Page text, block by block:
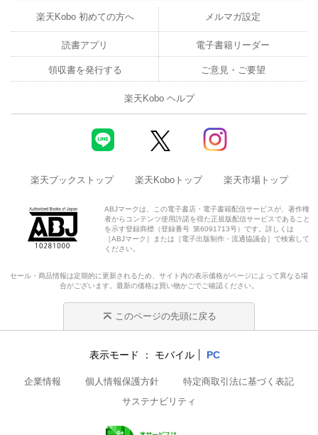
楽天Kobo 初めての方へ メルマガ設定
読書アプリ 電子書籍リーダー
領収書を発行する ご意見・ご要望
楽天Kobo ヘルプ
楽天ブックストップ 楽天Koboトップ 楽天市場トップ
ABJマークは、この電子書店・電子書籍配信サービスが、著作権
者からコンテンツ使用許諾を得た正規版配信サービスであること
を示す登録商標（登録番号 第6091713号）です。詳しくは
［ABJマーク］または［電子出版制作・流通協議会］で検索して
ください。
セール・商品情報は定期的に更新されるため、サイト内の表示価格がページによって異なる場
合がございます。最新の価格は買い物かごでご確認ください。
このページの先頭に戻る
表示モード モバイル PC
企業情報 個人情報保護方針
特定商取引法に基づく表記
サステナビリティ